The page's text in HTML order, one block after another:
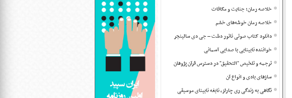
خلاصه رمان: جنایت و مکافات
خلاصه رمان خوشه‌های خشم
دانلود کتاب صوتی ناتور دشت – جی دی سالینجر
خواننده نابینایی با صدایی آسمانی
ترجمه و تلخیص "التحقیق" در دسترس قرآن پژوهان
سازهای بادی و انواع آن
نگاهی به زندگی ری چارلز، نابغه نابینای موسیقی